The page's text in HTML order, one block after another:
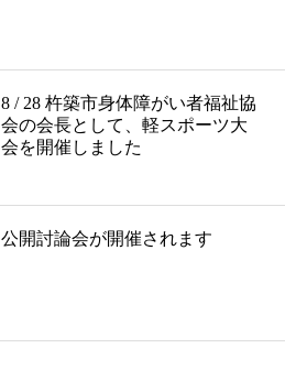
8 / 28 杵築市身体障がい者福祉協
会の会長として、軽スポーツ大
会を開催しました
公開討論会が開催されます